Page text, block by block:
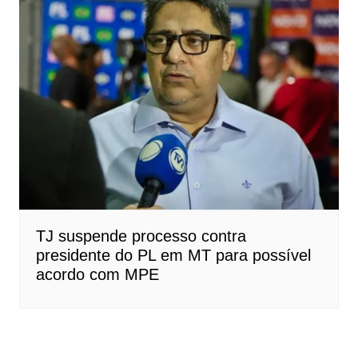
TJ suspende processo contra
presidente do PL em MT para possível
acordo com MPE